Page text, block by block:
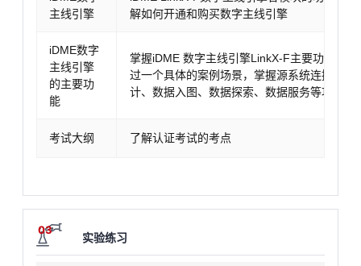
主线引擎
解如何开通和购买数字主线引擎
iDME数字
主线引擎
的主要功
能
掌握iDME 数字主线引擎LinkX-F主要功能的使
过一个具体的案例场景，掌握源系统连接准备
计、数据入图、数据探索、数据服务等功能应
考试大纲 了解认证考试的考点
03
实验练习